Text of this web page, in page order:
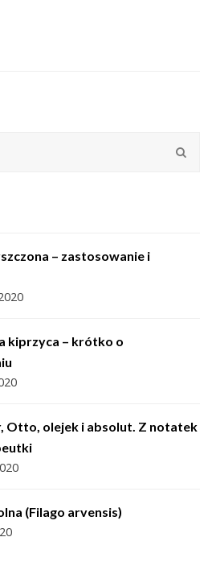
– zastosowanie i
kiprzyca – krótko o
Otto, olejek i absolut. Z notatek
(Filago arvensis)